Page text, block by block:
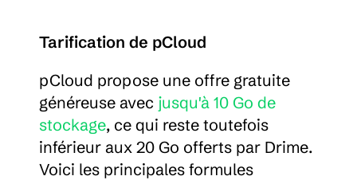
Tarification de pCloud
pCloud propose une offre gratuite
généreuse avec jusqu'à 10 Go de
stockage, ce qui reste toutefois
inférieur aux 20 Go offerts par Drime.
Voici les principales formules